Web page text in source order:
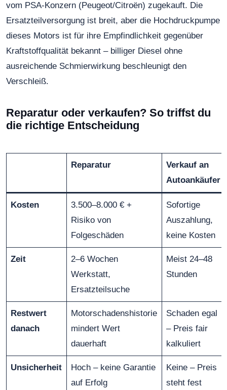
vom PSA-Konzern (Peugeot/Citroën) zugekauft. Die
Ersatzteilversorgung ist breit, aber die Hochdruckpumpe
dieses Motors ist für ihre Empfindlichkeit gegenüber
Kraftstoffqualität bekannt – billiger Diesel ohne
ausreichende Schmierwirkung beschleunigt den
Verschleiß.
Reparatur oder verkaufen? So triffst du
die richtige Entscheidung
Reparatur
Verkauf an
Autoankäufer
Kosten
3.500–8.000 € +
Risiko von
Folgeschäden
Sofortige
Auszahlung,
keine Kosten
Zeit
2–6 Wochen
Werkstatt,
Ersatzteilsuche
Meist 24–48
Stunden
Restwert
danach
Motorschadenshistorie
mindert Wert
dauerhaft
Schaden egal
– Preis fair
kalkuliert
Unsicherheit
Hoch – keine Garantie
auf Erfolg
Keine – Preis
steht fest